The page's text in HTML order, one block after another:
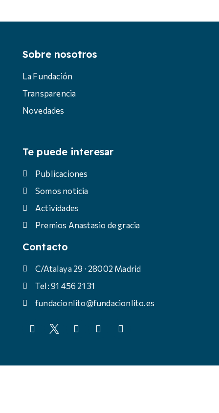
Sobre nosotros
La Fundación
Transparencia
Novedades
Te puede interesar
Publicaciones
Somos noticia
Actividades
Premios Anastasio de gracia
Contacto
C/Atalaya 29 · 28002 Madrid
Tel: 91 456 21 31
fundacionlito@fundacionlito.es